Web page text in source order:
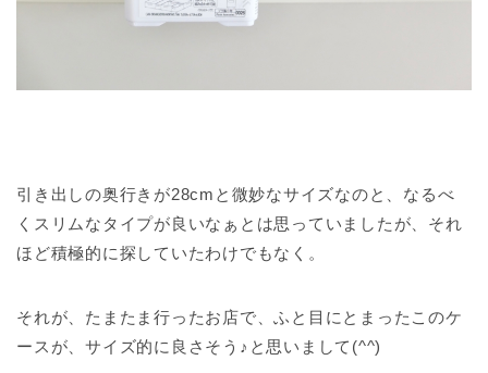
引き出しの奥行きが28cmと微妙なサイズなのと、なるべ
くスリムなタイプが良いなぁとは思っていましたが、それ
ほど積極的に探していたわけでもなく。
それが、たまたま行ったお店で、ふと目にとまったこのケ
ースが、サイズ的に良さそう♪と思いまして(^^)